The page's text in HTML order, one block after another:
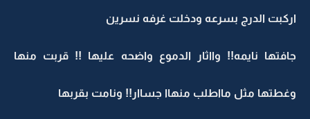
اركبت الدرج بسرعه ودخلت غرفه نسرين
جافتها نايمه!! وااثار الدموع واضحه عليها !! قربت منها
وغطتها مثل مااطلب منهاا جساار!! ونامت بقربها